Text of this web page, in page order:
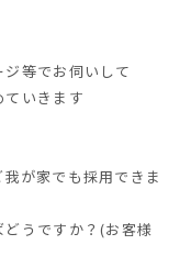
等でお伺いして
いきます
が家でも採用できま
どうですか？(お客様